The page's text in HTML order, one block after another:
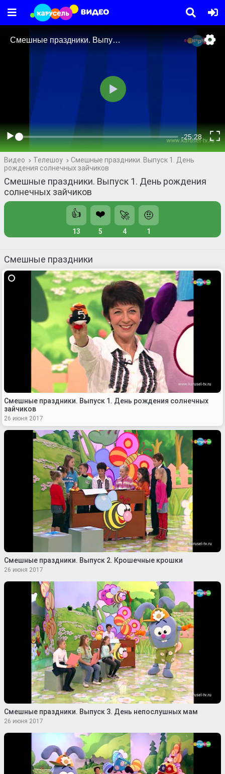
Видео Телешоу
Смешные праздники. Выпуск 1. День
рождения солнечных зайчиков
Смешные праздники. Выпуск 1. День рождения
солнечных зайчиков
👍
13
❤️
5
🚀
4
🤨
1
Смешные праздники
Смешные праздники. Выпуск 1. День рождения солнечных
зайчиков
26 июня 2017
Смешные праздники. Выпуск 2. Крошечные крошки
26 июня 2017
Смешные праздники. Выпуск 3. День непослушных мам
26 июня 2017